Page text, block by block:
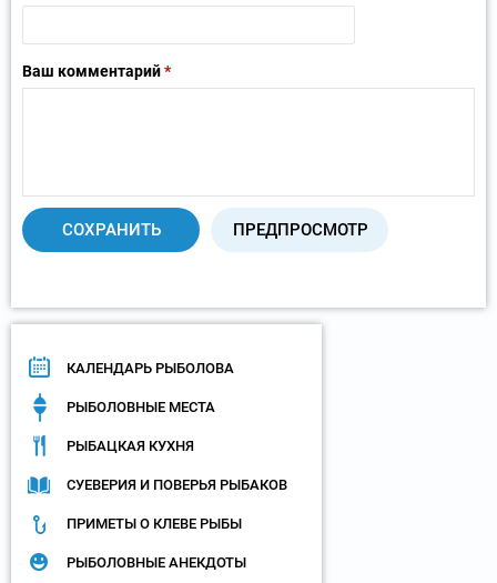
Ваш комментарий*
КАЛЕНДАРЬ РЫБОЛОВА
РЫБОЛОВНЫЕ МЕСТА
РЫБАЦКАЯ КУХНЯ
СУЕВЕРИЯ И ПОВЕРЬЯ РЫБАКОВ
ПРИМЕТЫ О КЛЕВЕ РЫБЫ
РЫБОЛОВНЫЕ АНЕКДОТЫ